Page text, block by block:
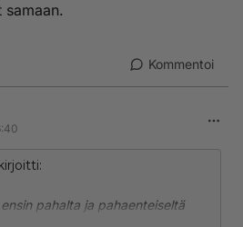
samaan.
Kommentoi
pahalta ja pahaenteiseltä
oli meille oikea ratkaisu. Paransi